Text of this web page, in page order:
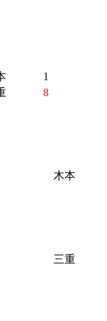
1
8
木本
三重